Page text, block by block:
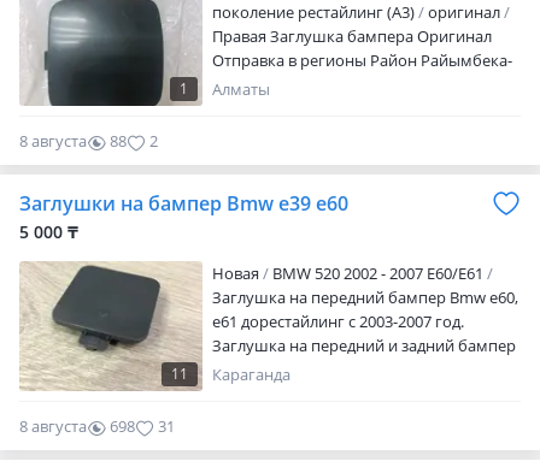
1
поколение рестайлинг (A3)
оригинал
Правая Заглушка бампера Оригинал
Отправка в регионы Район Райымбека-
Тлендиева (Ташк-Софья)
Алматы
8 августа 88 2
Заглушки на бампер Bmw e39 e60
5 000 ₸
11
Новая
BMW 520 2002 - 2007 E60/E61
Заглушка на передний бампер Bmw e60,
e61 дорестайлинг с 2003-2007 год.
Заглушка на передний и задний бампер
Bmw e60 рестайлинг с 2007-2010 год. На
Караганда
8 августа 698 31